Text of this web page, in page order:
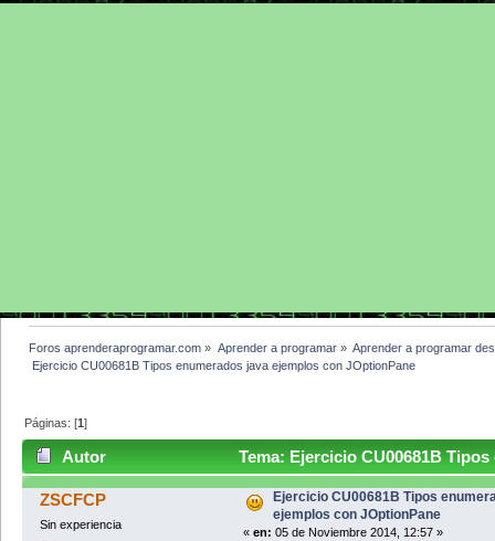
Foros aprenderaprogramar.com » Aprender a programar» Aprender a programar
Ejercicio CU00681B Tipos enumerados java ejemplos con JOptionPane
Páginas: [1]
Autor
Tema: Ejercicio CU00681B
(Leído 6085 veces)
ZSCFCP
Sin experiencia
Ejercicio CU00681B Tipos
ejemplos con JOptionPane
« en: 05 de Noviembre 2014, 12:57 »